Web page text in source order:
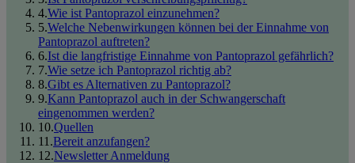
4.Wie ist Pantoprazol einzunehmen?
5.Welche Nebenwirkungen können bei der Einnahme von
Pantoprazol auftreten?
6.Ist die langfristige Einnahme von Pantoprazol gefährlich?
7.Wie setze ich Pantoprazol richtig ab?
8.Gibt es Alternativen zu Pantoprazol?
9.Kann Pantoprazol auch in der Schwangerschaft
eingenommen werden?
10.Quellen
11 .Bereit anzufangen?
12.Newsletter Anmeldung